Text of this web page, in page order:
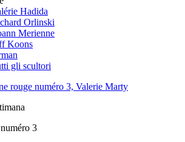
Hadida
Orlinski
Merienne
Koons
gli scultori
3